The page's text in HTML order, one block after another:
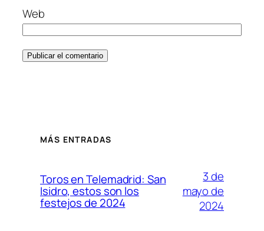
Web
MÁS ENTRADAS
Toros en Telemadrid: San
Isidro, estos son los
festejos de 2024
3 de
mayo de
2024